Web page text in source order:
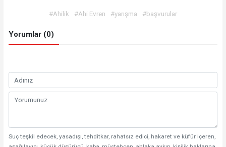
#Ahilik #Ahi Evren #yarışma #başvurular
Yorumlar (0)
Suç teşkil edecek, yasadışı, tehditkar, rahatsız edici, hakaret ve küfür içeren,